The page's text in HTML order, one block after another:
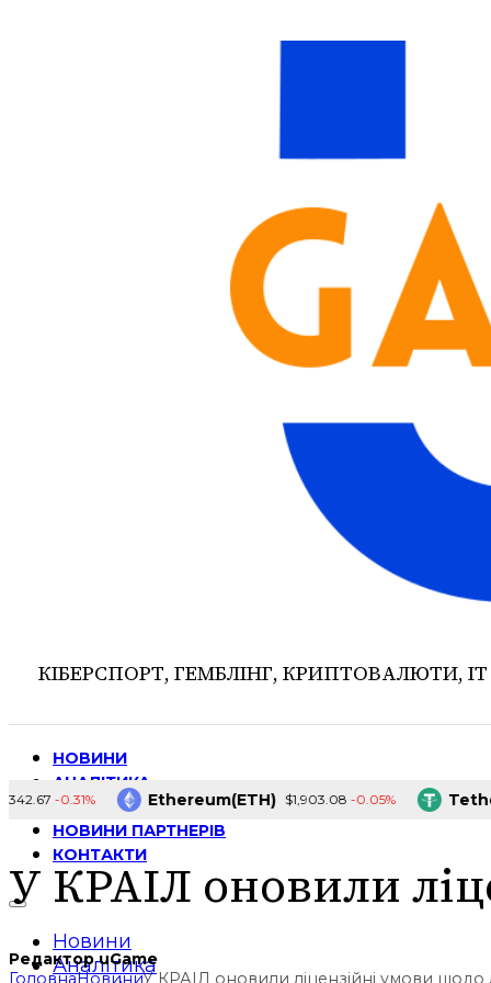
КІБЕРСПОРТ, ГЕМБЛІНГ, КРИПТОВАЛЮТИ, ІТ
НОВИНИ
АНАЛІТИКА
ІНТЕРВ’Ю
НОВИНИ ПАРТНЕРІВ
КОНТАКТИ
Новини
Аналітика
-0.31% Ethereum(ETH) $1,903.08 -0.05%
У КРАІЛ оновили
Редактор uGame
ГоловнаНовиниУ КРАІЛ оновили ліцензійні умови щодо